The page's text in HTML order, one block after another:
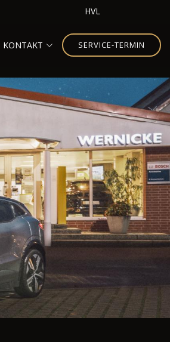
HVL
KONTAKT SERVICE-TERMIN